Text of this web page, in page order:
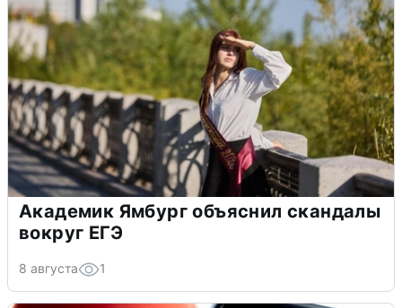
Академик Ямбург объяснил скандалы
вокруг ЕГЭ
8 августа 1